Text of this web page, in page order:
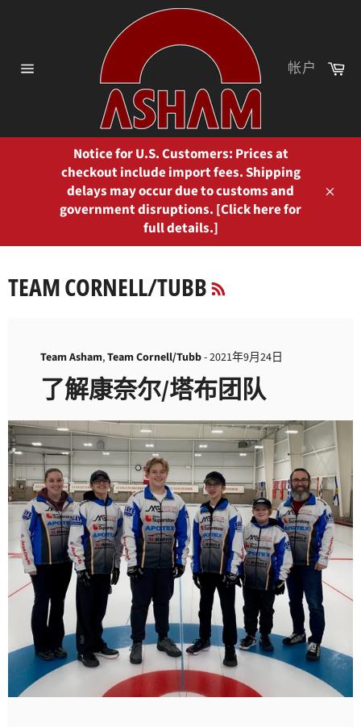
地
帐户 购
Notice for U.S. Customers: Prices at
checkout include import fees. Shipping
delays may occur due to customs and
government disruptions. [Click here for
full details.]
TEAM CORNELL/TUBB
Team Asham,Team Cornell/Tubb-2021年9月24日
了解康奈尔/塔布团队